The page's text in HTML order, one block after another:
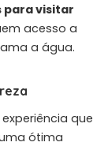
para visitar
acesso a
a água.
que
ótima